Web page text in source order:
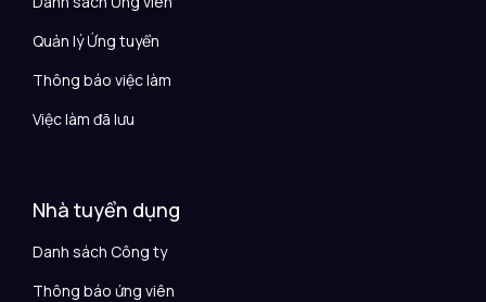
Quản lý Ứng tuyển
Thông báo việc làm
Việc làm đã lưu
Nhà tuyển dụng
Danh sách Công ty
Thông báo ứng viên